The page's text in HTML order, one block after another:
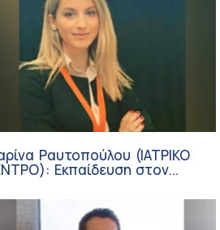
Ραυτοπούλου (ΙΑΤΡΙΚΟ
Εκπαίδευση στον
φροντίδας